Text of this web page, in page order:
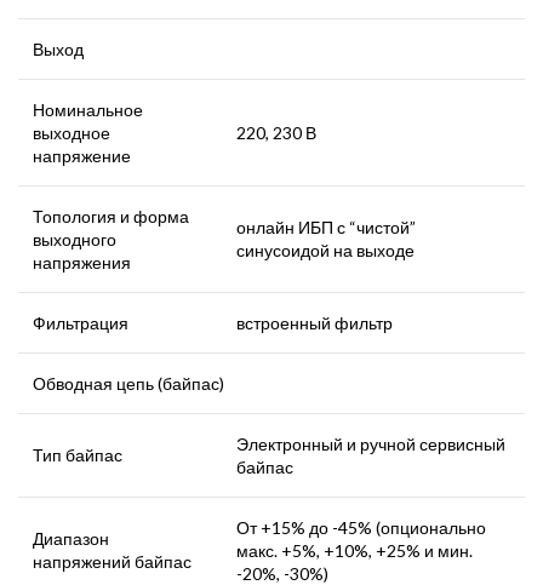
Выход
Номинальное
выходное
напряжение
220, 230 В
Топология и форма
выходного
напряжения
онлайн ИБП с “чистой”
синусоидой на выходе
Фильтрация встроенный фильтр
Обводная цепь (байпас)
Тип байпас
Электронный и ручной сервисный
байпас
Диапазон
напряжений байпас
От +15% до -45% (опционально
макс. +5%, +10%, +25% и мин.
-20%, -30%)